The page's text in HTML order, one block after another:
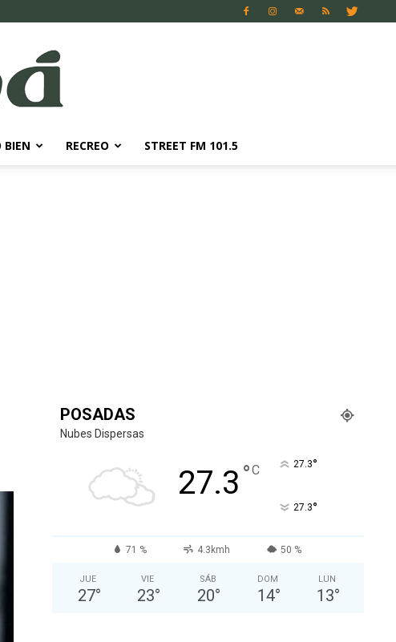
BIEN RECREO STREET FM 101.5
POSADAS
Nubes Dispersas
27.3 °C 27.3°
27.3°
71 % 4.3kmh 50 %
JUE
27°
VIE
23°
SÁB
20°
DOM
14°
LUN
13°